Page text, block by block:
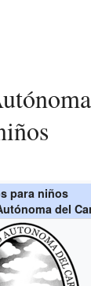
para niños
del